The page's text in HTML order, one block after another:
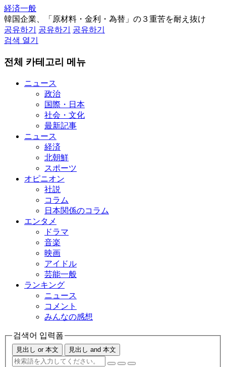
経済一般
韓国企業、「原材料・金利・為替」の３重苦を耐え抜け
공유하기
공유하기
공유하기
검색 열기
전체 카테고리 메뉴
ニュース
政治
国際・日本
社会・文化
最新記事
ニュース
経済
北朝鮮
スポーツ
オピニオン
社説
コラム
日本関係のコラム
エンタメ
ドラマ
音楽
映画
アイドル
芸能一般
ランキング
ニュース
コメント
みんなの感想
검색어 입력폼
見出し or 本文 見出し and 本文